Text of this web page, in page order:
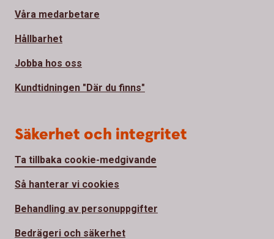
Våra medarbetare
Hållbarhet
Jobba hos oss
Kundtidningen "Där du finns"
Säkerhet och integritet
Ta tillbaka cookie-medgivande
Så hanterar vi cookies
Behandling av personuppgifter
Bedrägeri och säkerhet